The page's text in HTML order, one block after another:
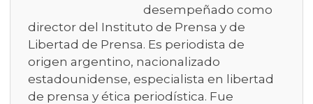
desempeñado como
director del Instituto de Prensa y de
Libertad de Prensa. Es periodista de
origen argentino, nacionalizado
estadounidense, especialista en libertad
de prensa y ética periodística. Fue